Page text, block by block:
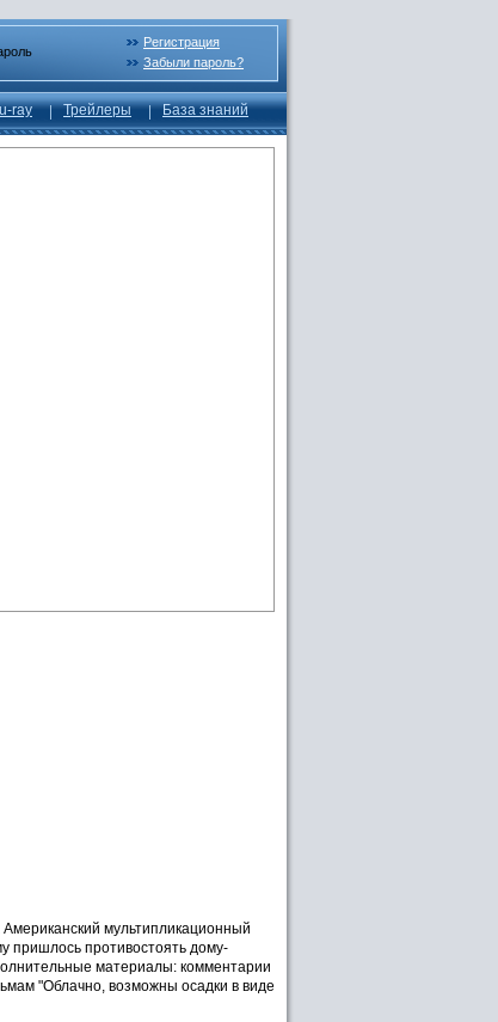
Регистрация
Забыли пароль?
ray Трейлеры База знаний
мультипликационный
пришлось противостоять дому-
материалы: комментарии
"Облачно, возможны осадки в виде